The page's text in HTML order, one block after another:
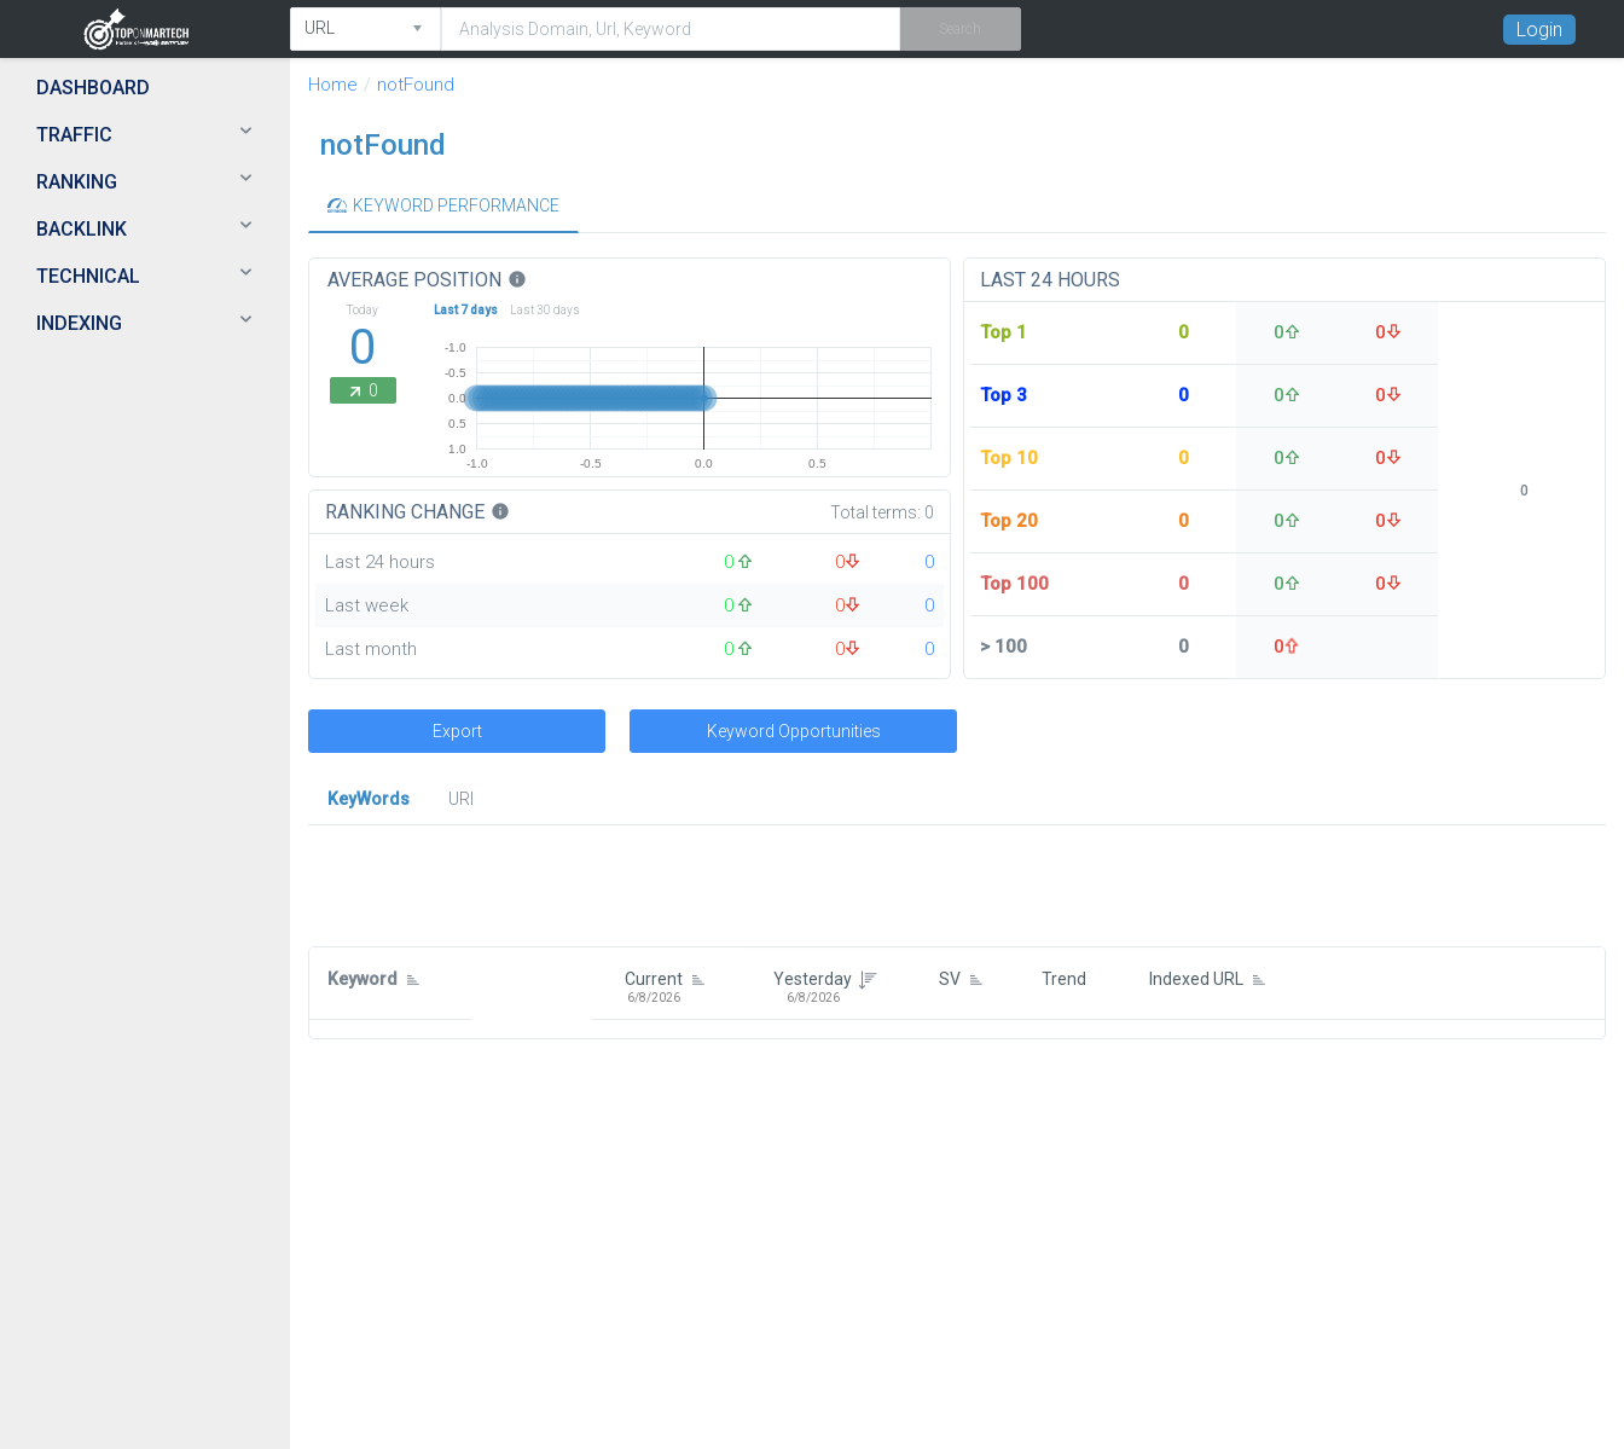
Login
DASHBOARD
TRAFFIC
RANKING
BACKLINK
TECHNICAL
INDEXING
Home notFound
notFound
KEYWORD PERFORMANCE
AVERAGE POSITION info
Today
0
0
Last 7 days Last 30 days
-1.0 -0.5 0.0 0.5
-1.0
-0.5
0.0
0.5
1.0
RANKING CHANGE info Total terms: 0
Last 24 hours 0 0
0
Last week
0 0
0
Last month
0 0 0
LAST 24 HOURS
Top 1 0 0 0
Top 3 0 0 0
Top 10 0 0 0
Top 20 0 0 0
Top 100 0 0 0
>100 0 0
0
Export Keyword Opportunities
KeyWords
URl
Keyword Current
6/8/2026
Yesterday
6/8/2026
SV Trend Indexed URL